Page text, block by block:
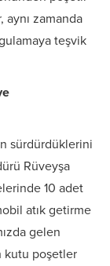
aynı zamanda
teşvik
sürdürdüklerini
Rüveyşa
10 adet
atık getirme
gelen
kutu poşetler